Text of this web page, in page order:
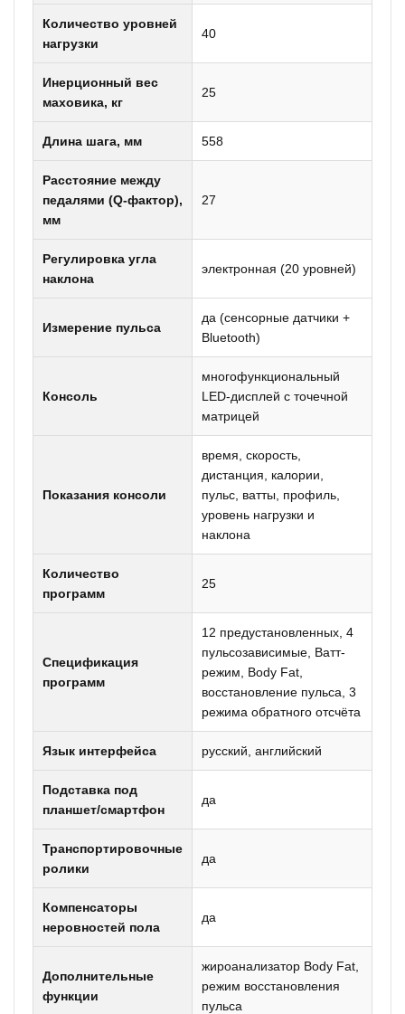
Количество уровней
нагрузки
40
Инерционный вес
маховика, кг
25
Длина шага, мм 558
Расстояние между
педалями (Q-фактор),
мм
27
Регулировка угла
наклона
электронная (20 уровней)
Измерение пульса
да (сенсорные датчики +
Bluetooth)
Консоль
многофункциональный
LED-дисплей с точечной
матрицей
Показания консоли
время, скорость,
дистанция, калории,
пульс, ватты, профиль,
уровень нагрузки и
наклона
Количество
программ
25
Спецификация
программ
12 предустановленных, 4
пульсозависимые, Ватт-
режим, Body Fat,
восстановление пульса, 3
режима обратного отсчёта
Язык интерфейса русский, английский
Подставка под
планшет/смартфон
да
Транспортировочные
ролики
да
Компенсаторы
неровностей пола
да
Дополнительные
функции
жироанализатор Body Fat,
режим восстановления
пульса